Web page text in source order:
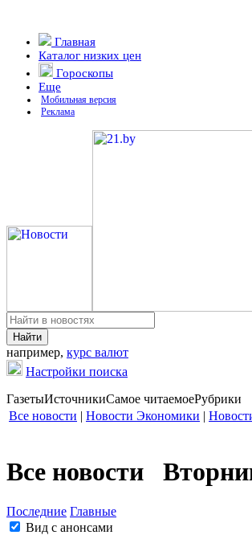
Главная
Каталог низких цен
Гороскопы
Еще
Мобильная версия
Реклама
например, курс валют
Настройки поиска
ГазетыИсточникиСамое читаемоеРубрики
Все новости | Новости Экономики |
Все новости
Последние Главные
Вид с анонсами